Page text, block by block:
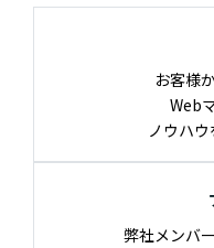
お客様
Web
ノウハウ
弊社メンバ